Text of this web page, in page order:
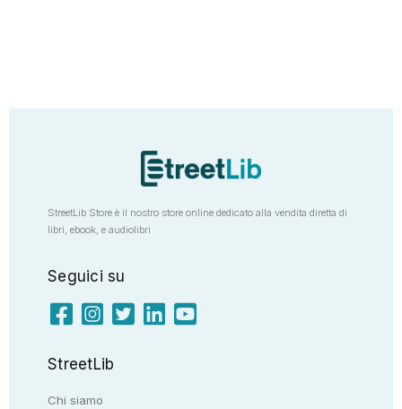
StreetLib Store è il nostro store online dedicato alla vendita diretta di
libri, ebook, e audiolibri
Seguici su
StreetLib
Chi siamo